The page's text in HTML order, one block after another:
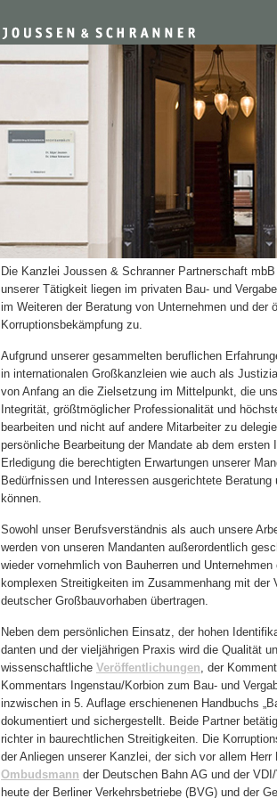
Die Kanzlei Joussen & Schranner Partnerschaft
unserer Tätigkeit liegen im privaten Bau- und
im Weiteren der Beratung von Unternehmen und der
Korruptionsbekämpfung zu.
Aufgrund unserer gesammelten beruflichen
in internationalen Großkanzleien wie auch als
von Anfang an die Zielsetzung im Mittelpunkt, die
Integrität, größtmöglicher Professionalität und
bearbeiten und nicht auf andere Mitarbeiter zu
persönliche Bearbeitung der Mandate ab dem
Erledigung die berechtigten Erwartungen unserer
Bedürfnissen und Interessen ausgerichtete
können.
Sowohl unser Berufsverständnis als auch unsere
werden von unseren Mandanten außerordentlich
wieder vornehmlich von Bauherren und
komplexen Streitigkeiten im Zusammenhang mit der
deutscher Großbauvorhaben übertragen.
Neben dem persönlichen Einsatz, der hohen
danten und der vieljährigen Praxis wird die Qualität
wissenschaftliche Veröffentlichungen, der
Kommentars Ingenstau/Korbion zum Bau- und
inzwischen in 5. Auflage erschienenen Handbuchs
dokumentiert und sichergestellt. Beide Partner
richter in baurechtlichen Streitigkeiten. Die
der Anliegen unserer Kanzlei, der sich vor allem
Ombudsmann der Deutschen Bahn AG und der
heute der Berliner Verkehrsbetriebe (BVG) und der